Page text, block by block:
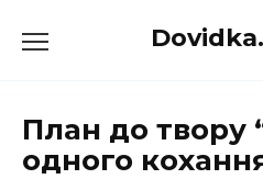
до
План до твору
одного